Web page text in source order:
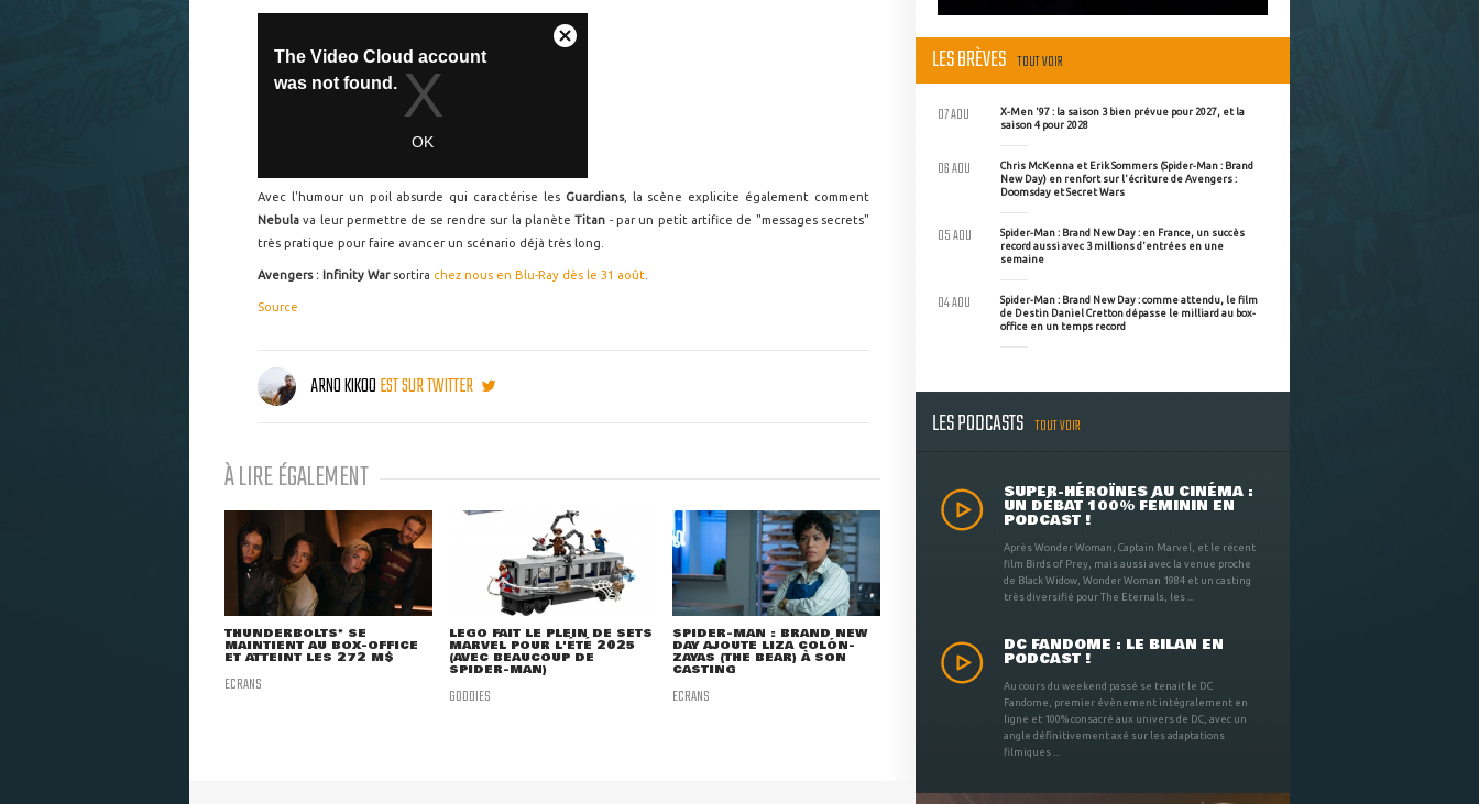
Avec l'humour un poil absurde qui caractérise les Guardians, la scène explicite également comment
Nebulava leur permettre de se rendre sur la planèteTitan - par un petit artifice de "messages secrets"
très pratique pour faire avancer un scénario déjà très long.
Avengers : Infinity War sortira chez nous en Blu-Ray dès le 31 août
Source
ARNO KIKOOEST SUR TWITTER
À LIRE ÉGALEMENT
THUNDERBOLTS* SE
MAINTIENT AU BOX-OFFICE
ET ATTEINT LES 272 M$
ECRANS
LEGO FAIT LE PLEIN DE SETS
MARVEL POUR L'ÉTÉ 2025
(AVEC BEAUCOUP DE
SPIDER-MAN)
GOODIES
SPIDER-MAN : BRAND NEW
DAY AJOUTE LIZA COLÓN-
ZAYAS (THE BEAR) À SON
CASTING
ECRANS
LES BRÈVES TOUT VOIR
X-Men '97 : la saison 3 bien prévue pour 2027, et la
saison 4 pour 2028
07 AOU
Chris McKenna et Erik Sommers (Spider-Man : Brand
New Day) en renfort sur l'écriture de Avengers :
Doomsday et Secret Wars
06 AOU
Spider-Man : Brand New Day : en France, un succès
record aussi avec 3 millions d'entrées en une
semaine
05 AOU
Spider-Man : Brand New Day : comme attendu, le film
de Destin Daniel Cretton dépasse le milliard au box-
office en un temps record
04 AOU
LES PODCASTS TOUT VOIR
SUPER-HÉROÏNES AU CINÉMA :
UN DÉBAT 100% FÉMININ EN
PODCAST !
Après Wonder Woman, Captain Marvel, et le récent
film Birds of Prey, mais aussi avec la venue proche
de Black Widow, Wonder Woman 1984 et un casting
très diversifié pour The Eternals, les ...
DC FANDOME : LE BILAN EN
PODCAST !
Au cours du weekend passé se tenait le DC
Fandome, premier évènement intégralement en
ligne et 100% consacré aux univers de DC, avec un
angle définitivement axé sur les adaptations
filmiques ...